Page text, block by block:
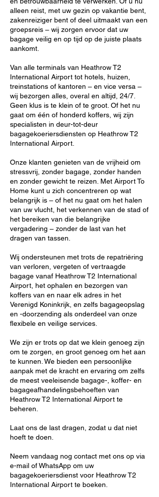
alleen reist, met uw gezin op vakantie bent,
zakenreiziger bent of deel uitmaakt van een
groepsreis – wij zorgen ervoor dat uw
bagage veilig en op tijd op de juiste plaats
aankomt.
Van alle terminals van Heathrow T2
International Airport tot hotels, huizen,
treinstations of kantoren – en vice versa –
wij bezorgen alles, overal en altijd, 24/7.
Geen klus is te klein of te groot. Of het nu
gaat om één of honderd koffers, wij zijn
specialisten in deur-tot-deur
bagagekoeriersdiensten op Heathrow T2
International Airport.
Onze klanten genieten van de vrijheid om
stressvrij, zonder bagage, zonder handen
en zonder gewicht te reizen. Met Airport To
Home kunt u zich concentreren op wat
belangrijk is – of het nu gaat om het halen
van uw vlucht, het verkennen van de stad of
het bereiken van die belangrijke
vergadering – zonder de last van het
dragen van tassen.
Wij ondersteunen met trots de repatriëring
van verloren, vergeten of vertraagde
bagage vanaf Heathrow T2 International
Airport, het ophalen en bezorgen van
koffers van en naar elk adres in het
Verenigd Koninkrijk, en zelfs bagageopslag
en -doorzending als onderdeel van onze
flexibele en veilige services.
We zijn er trots op dat we klein genoeg zijn
om te zorgen, en groot genoeg om het aan
te kunnen. We bieden een persoonlijke
aanpak met de kracht en ervaring om zelfs
de meest veeleisende bagage-, koffer- en
bagageafhandelingsbehoeften van
Heathrow T2 International Airport te
beheren.
Laat ons de last dragen, zodat u dat niet
hoeft te doen.
Neem vandaag nog contact met ons op via
e-mail of WhatsApp om uw
bagagekoeriersdienst voor Heathrow T2
International Airport te boeken.